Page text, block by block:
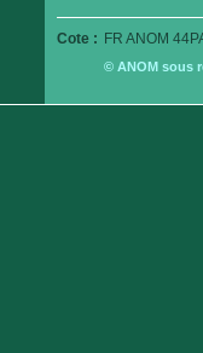
Cote : FR ANOM
© ANOM sous